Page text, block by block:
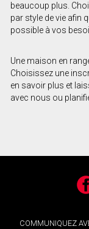
beaucoup plus.
par style de vie afin
possible à vos
Une maison en
Choisissez une
en savoir plus et
avec nous ou
COMMUNIQUEZ